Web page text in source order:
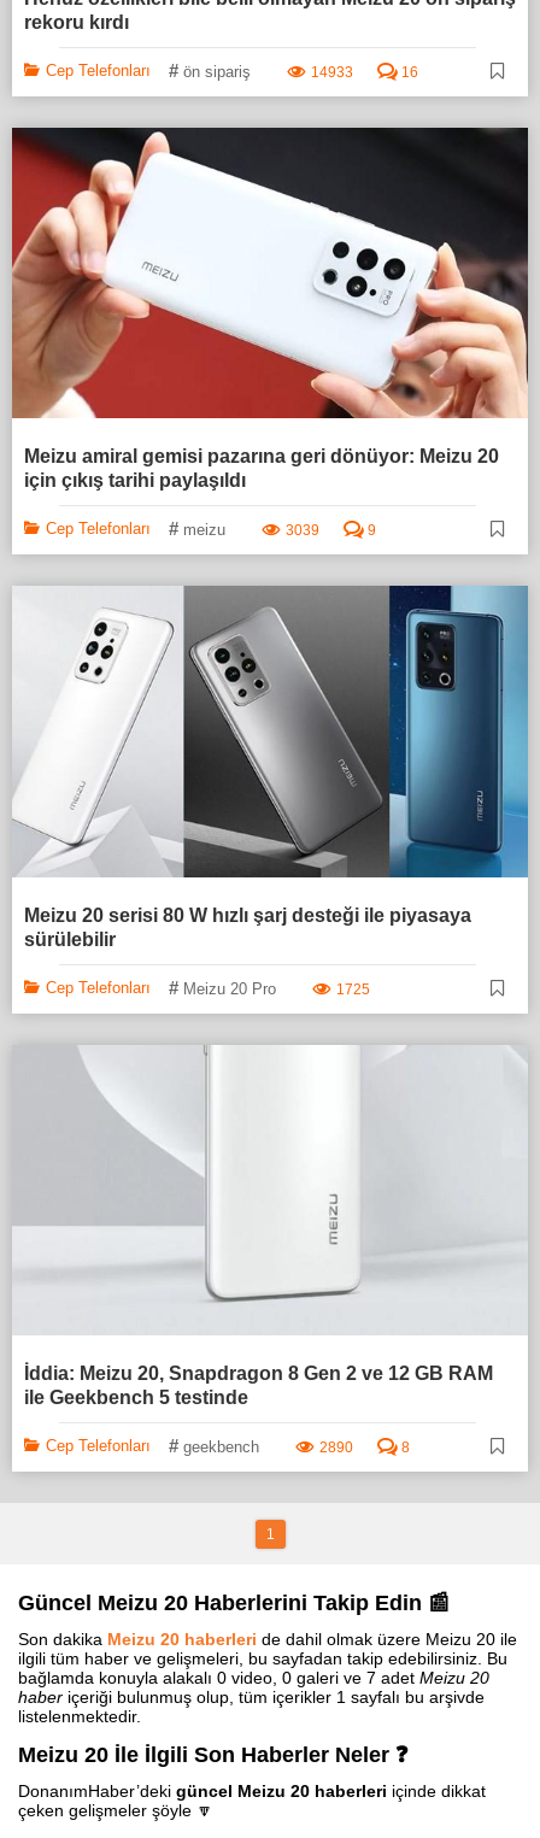
rekoru kırdı
Cep Telefonları # ön sipariş 14933 16
Meizu amiral gemisi pazarına geri dönüyor: Meizu 20
için çıkış tarihi paylaşıldı
Cep Telefonları # meizu 3039 9
Meizu 20 serisi 80 W hızlı şarj desteği ile piyasaya
sürülebilir
Cep Telefonları # Meizu 20 Pro 1725
İddia: Meizu 20, Snapdragon 8 Gen 2 ve 12 GB RAM
ile Geekbench 5 testinde
Cep Telefonları # geekbench 2890 8
1
Güncel Meizu 20 Haberlerini Takip Edin 📰
Son dakika Meizu 20 haberleri de dahil olmak üzere Meizu 20 ile
ilgili tüm haber ve gelişmeleri, bu sayfadan takip edebilirsiniz. Bu
bağlamda konuyla alakalı 0 video, 0 galeri ve 7 adet Meizu 20
haber içeriği bulunmuş olup, tüm içerikler 1 sayfalı bu arşivde
listelenmektedir.
Meizu 20 İle İlgili Son Haberler Neler ❓
DonanımHaber’deki güncel Meizu 20 haberleri içinde dikkat
çeken gelişmeler şöyle 🔽